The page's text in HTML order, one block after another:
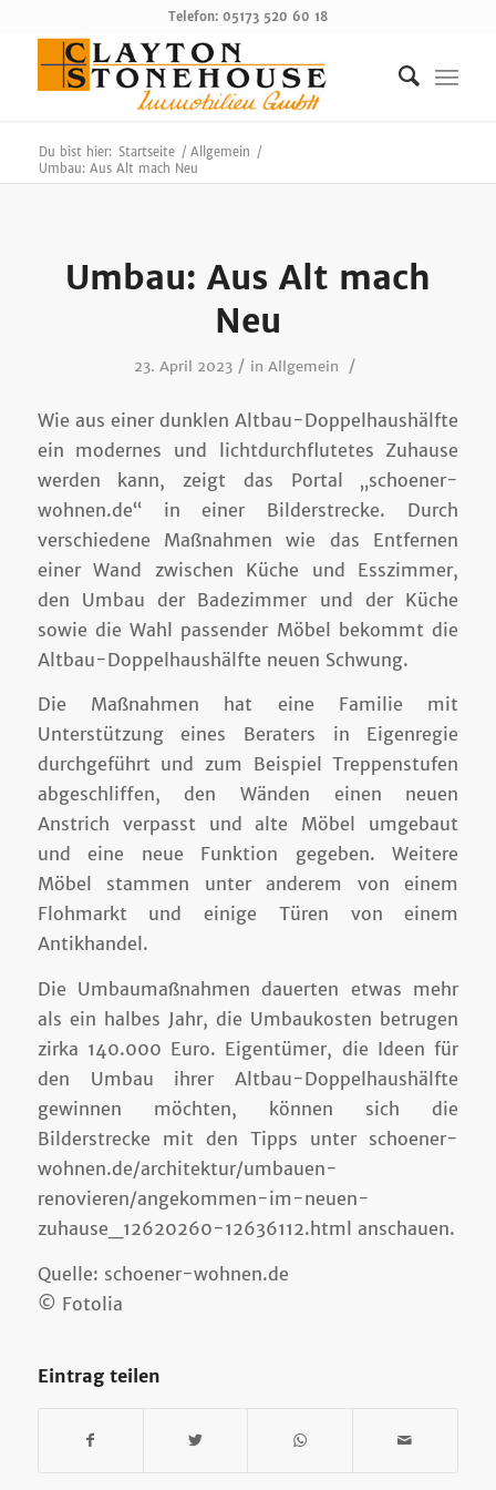
Telefon: 05173 520 60 18
Du bist hier: Startseite / Allgemein /
Umbau: Aus Alt mach Neu
Umbau: Aus Alt mach
Neu
23. April 2023 / inAllgemein /
Wie aus einer dunklen Altbau-Doppelhaushälfte
ein modernes und lichtdurchflutetes Zuhause
werden kann, zeigt das Portal „schoener-
wohnen.de“ in einer Bilderstrecke. Durch
verschiedene Maßnahmen wie das Entfernen
einer Wand zwischen Küche und Esszimmer,
den Umbau der Badezimmer und der Küche
sowie die Wahl passender Möbel bekommt die
Altbau-Doppelhaushälfte neuen Schwung.
Die Maßnahmen hat eine Familie mit
Unterstützung eines Beraters in Eigenregie
durchgeführt und zum Beispiel Treppenstufen
abgeschliffen, den Wänden einen neuen
Anstrich verpasst und alte Möbel umgebaut
und eine neue Funktion gegeben. Weitere
Möbel stammen unter anderem von einem
Flohmarkt und einige Türen von einem
Antikhandel.
Die Umbaumaßnahmen dauerten etwas mehr
als ein halbes Jahr, die Umbaukosten betrugen
zirka 140.000 Euro. Eigentümer, die Ideen für
den Umbau ihrer Altbau-Doppelhaushälfte
gewinnen möchten, können sich die
Bilderstrecke mit den Tipps unter schoener-
wohnen.de/architektur/umbauen-
renovieren/angekommen-im-neuen-
zuhause_12620260-12636112.html anschauen.
Quelle: schoener-wohnen.de
© Fotolia
Eintrag teilen